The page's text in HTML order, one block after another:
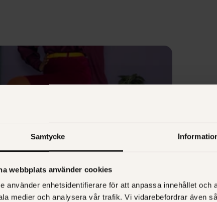
Samtycke
webbplats använder cookies
använder enhetsidentifierare för att anpassa innehållet
medier och analysera vår trafik. Vi vidarebefordrar även